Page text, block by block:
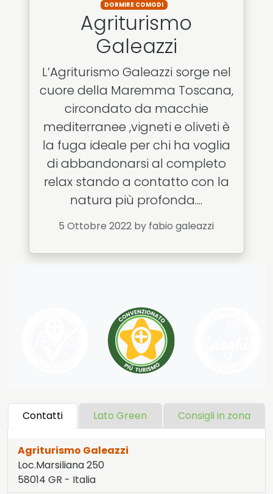
DORMIRE COMODI
Agriturismo
Galeazzi
L’Agriturismo Galeazzi sorge nel
cuore della Maremma Toscana,
circondato da macchie
mediterranee ,vigneti e oliveti è
la fuga ideale per chi ha voglia
di abbandonarsi al completo
relax stando a contatto con la
natura più profonda....
5 Ottobre 2022 by fabio galeazzi
Contatti Lato Green Consigli in zona
Agriturismo Galeazzi
Loc.Marsiliana 250
58014 GR - Italia